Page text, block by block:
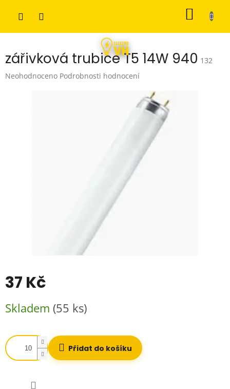
zářivková trubice T5 14W 940 132
Průměrné
Neohodnoceno Podrobnosti hodnocení
37 Kč
cena:
Skladem (55 ks)
Přidat do košíku